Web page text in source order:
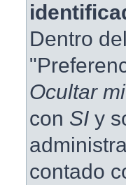
Dentro
Ocultar
con SI y
contado